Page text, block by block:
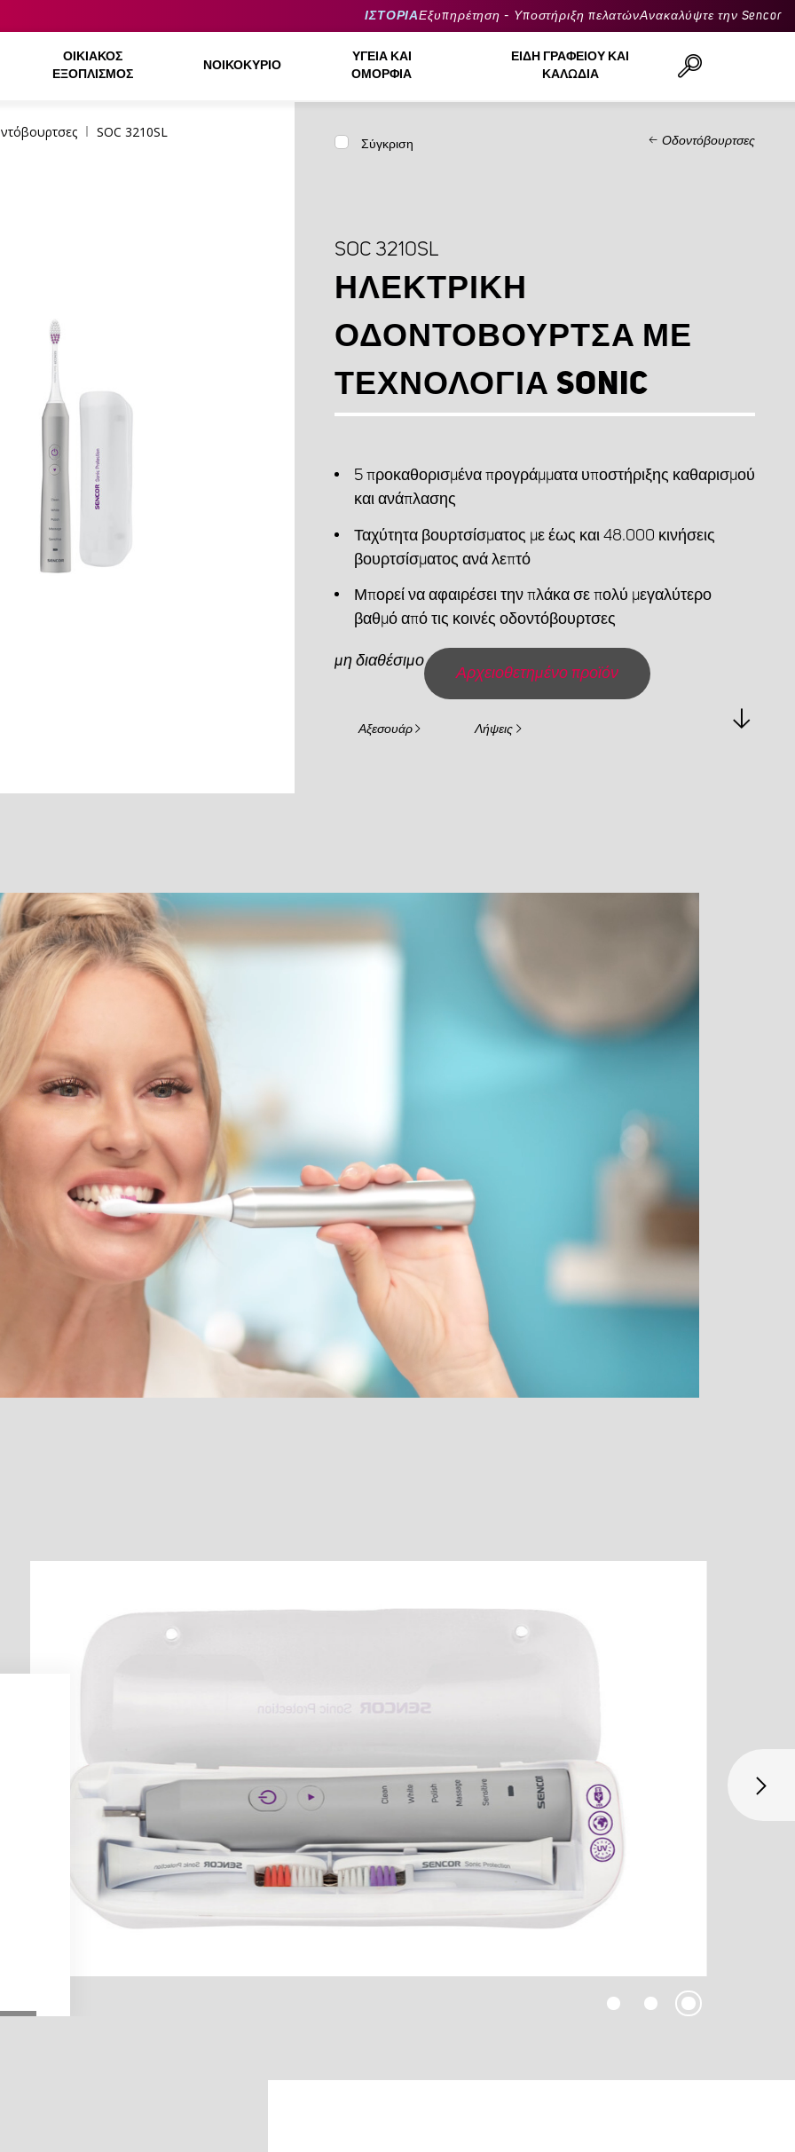
ΙΣΤΟΡΙΑΕξυπηρέτηση - Υποστήριξη πελατώνΑνακαλύψτε την Sencor
ΟΙΚΙΑΚΌΣ
ΕΞΟΠΛΙΣΜΌΣ
ΝΟΙΚΟΚΥΡΙΌ
ΥΓΕΊΑ ΚΑΙ
ΟΜΟΡΦΙΆ
ΕΊΔΗ ΓΡΑΦΕΊΟΥ ΚΑΙ
ΚΑΛΏΔΙΑ
SOC 3210SL
Σύγκριση Οδοντόβουρτσες
SOC 3210SL
ΗΛΕΚΤΡΙΚΉ
ΟΔΟΝΤΌΒΟΥΡΤΣΑ ΜΕ
ΤΕΧΝΟΛΟΓΊΑ SONIC
5 προκαθορισμένα προγράμματα υποστήριξης καθαρισμού
και ανάπλασης
Ταχύτητα βουρτσίσματος με έως και 48.000 κινήσεις
βουρτσίσματος ανά λεπτό
Μπορεί να αφαιρέσει την πλάκα σε πολύ μεγαλύτερο
βαθμό από τις κοινές οδοντόβουρτσες
Αρχειοθετημένο προϊόν
μη διαθέσιμο
Αξεσουάρ Λήψεις